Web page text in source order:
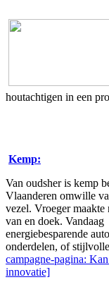
houtachtigen in een
Kemp:
Van oudsher is kemp
Vlaanderen omwille
vezel. Vroeger maakte
van en doek. Vandaag
energiebesparende
onderdelen, of
campagne-pagina:
innovatie]